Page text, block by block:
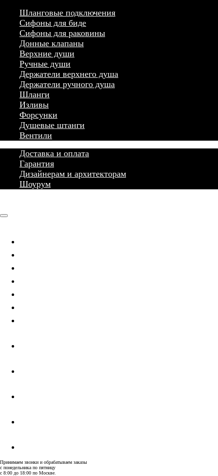
Шланговые подключения
Сифоны для биде
Сифоны для раковины
Донные клапаны
Верхние души
Ручные души
Держатели верхнего душа
Держатели ручного душа
Шланги
Изливы
Форсунки
Душевые штанги
Вентили
Доставка и оплата
Гарантия
Дизайнерам и архитекторам
Шоурум
Принимаем звонки и обрабатываем заказы
с понедельника по пятницу
с 8:00 до 18:00 по Москве.